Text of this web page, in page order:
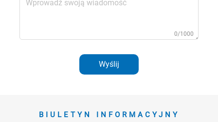
0/1000
Wyślij
BIULETYN INFORMACYJNY